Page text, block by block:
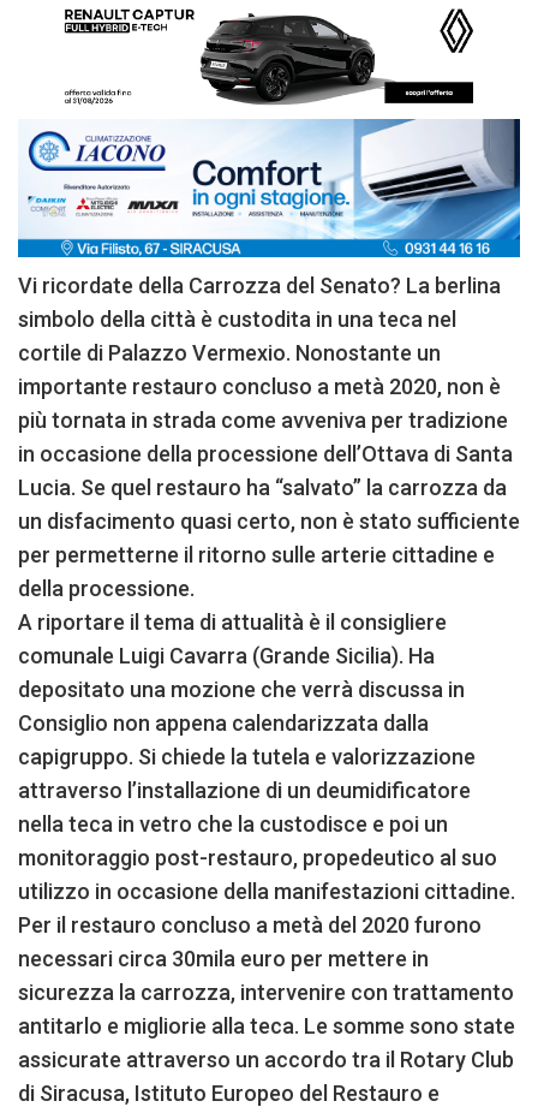
Vi ricordate della Carrozza del Senato? La berlina
simbolo della città è custodita in una teca nel
cortile di Palazzo Vermexio. Nonostante un
importante restauro concluso a metà 2020, non è
più tornata in strada come avveniva per tradizione
in occasione della processione dell’Ottava di Santa
Lucia. Se quel restauro ha “salvato” la carrozza da
un disfacimento quasi certo, non è stato sufficiente
per permetterne il ritorno sulle arterie cittadine e
della processione.
A riportare il tema di attualità è il consigliere
comunale Luigi Cavarra (Grande Sicilia). Ha
depositato una mozione che verrà discussa in
Consiglio non appena calendarizzata dalla
capigruppo. Si chiede la tutela e valorizzazione
attraverso l’installazione di un deumidificatore
nella teca in vetro che la custodisce e poi un
monitoraggio post-restauro, propedeutico al suo
utilizzo in occasione della manifestazioni cittadine.
Per il restauro concluso a metà del 2020 furono
necessari circa 30mila euro per mettere in
sicurezza la carrozza, intervenire con trattamento
antitarlo e migliorie alla teca. Le somme sono state
assicurate attraverso un accordo tra il Rotary Club
di Siracusa, Istituto Europeo del Restauro e